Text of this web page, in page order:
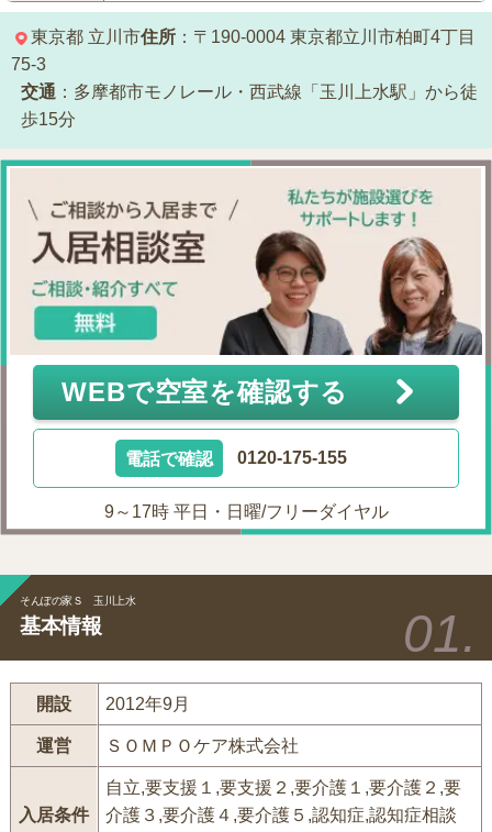
東京都 立川市住所 ：〒190-0004 東京都立川市柏町4丁目
75-3
交通 ：多摩都市モノレール・西武線「玉川上水駅」から徒
歩15分
WEBで空室を確認する
電話で確認 0120-175-155
9～17時 平日・日曜/フリーダイヤル
そんぽの家Ｓ 玉川上水
基本情報
開設 2012年9月
運営 ＳＯＭＰＯケア株式会社
入居条件
自立,要支援１,要支援２,要介護１,要介護２,要
介護３,要介護４,要介護５,認知症,認知症相談